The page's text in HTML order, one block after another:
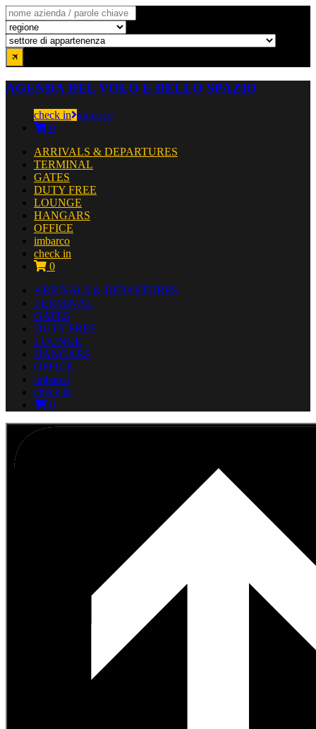
AGENDA DEL VOLO E DELLO SPAZIO
check in imbarco
0
ARRIVALS & DEPARTURES
TERMINAL
GATES
DUTY FREE
LOUNGE
HANGARS
OFFICE
imbarco
check in
0
ARRIVALS & DEPARTURES
TERMINAL
GATES
DUTY FREE
LOUNGE
HANGARS
OFFICE
imbarco
check in
0